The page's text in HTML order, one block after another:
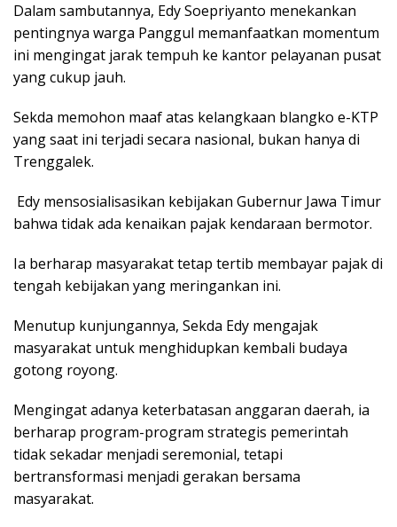
​Dalam sambutannya, Edy Soepriyanto menekankan
pentingnya warga Panggul memanfaatkan momentum
ini mengingat jarak tempuh ke kantor pelayanan pusat
yang cukup jauh.
​Sekda memohon maaf atas kelangkaan blangko e-KTP
yang saat ini terjadi secara nasional, bukan hanya di
Trenggalek.
​ Edy mensosialisasikan kebijakan Gubernur Jawa Timur
bahwa tidak ada kenaikan pajak kendaraan bermotor.
Ia berharap masyarakat tetap tertib membayar pajak di
tengah kebijakan yang meringankan ini.
​Menutup kunjungannya, Sekda Edy mengajak
masyarakat untuk menghidupkan kembali budaya
gotong royong.
Mengingat adanya keterbatasan anggaran daerah, ia
berharap program-program strategis pemerintah
tidak sekadar menjadi seremonial, tetapi
bertransformasi menjadi gerakan bersama
masyarakat.